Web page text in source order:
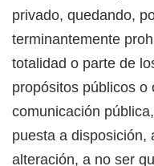
privado, quedando,
terminantemente
totalidad o parte de
propósitos públicos o
comunicación
puesta a disposición,
alteración, a no ser